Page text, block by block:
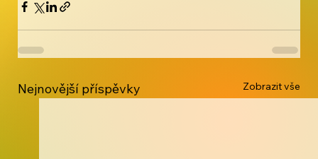
Nejnovější příspěvky Zobrazit vše